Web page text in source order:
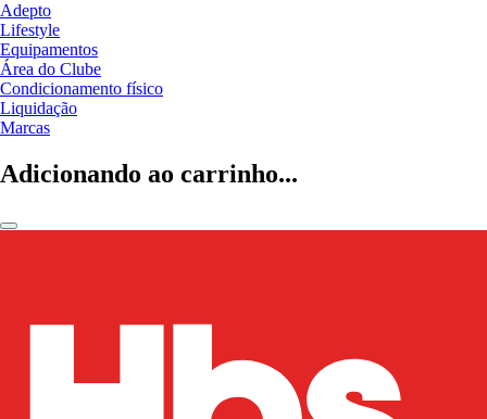
Adepto
Lifestyle
Equipamentos
Área do Clube
Condicionamento físico
Liquidação
Marcas
Adicionando ao carrinho...